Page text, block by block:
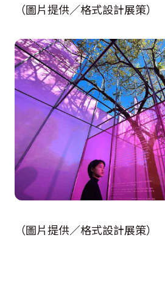
（圖片提供／格式設計展策）
（圖片提供／格式設計展策）